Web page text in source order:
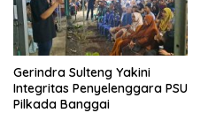
Gerindra Sulteng Yakini
Integritas Penyelenggara PSU
Pilkada Banggai